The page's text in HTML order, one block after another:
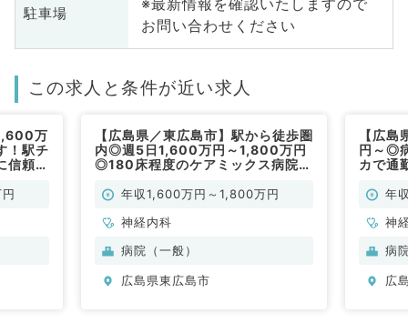
駐車場
お問い合わせください
この求人と条件が近い求人
万
！駅チ
信頼さ
【広島県／東広島市】駅から徒歩圏
内◎週5日1,600万円～1,800万円
◎180床程度のケアミックス病院で
年収1,600万円～1,800万円
神経内科
病院（一般）
広島県東広島市
【広
円～◎
カで通
仕事年
神
病
広